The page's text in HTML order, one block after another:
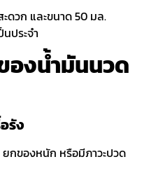
วก และขนาด 50 มล.
ประจำ
งน้ำมันนวด
รัง
กของหนัก หรือมีภาวะปวด